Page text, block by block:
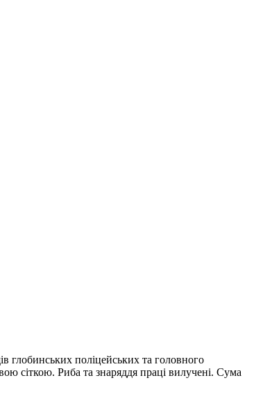
глобинських поліцейських та головного
сіткою. Риба та знаряддя праці вилучені. Сума